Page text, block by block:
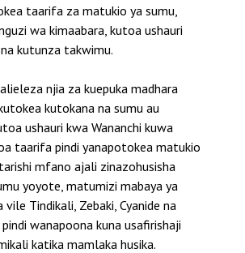
taarifa za matukio ya sumu,
wa kimaabara, kutoa ushauri
kutunza takwimu.
njia za kuepuka madhara
kutokana na sumu au
ushauri kwa Wananchi kuwa
taarifa pindi yanapotokea matukio
mfano ajali zinazohusisha
yoyote, matumizi mabaya ya
vile Tindikali, Zebaki, Cyanide na
wanapoona kuna usafirishaji
katika mamlaka husika.